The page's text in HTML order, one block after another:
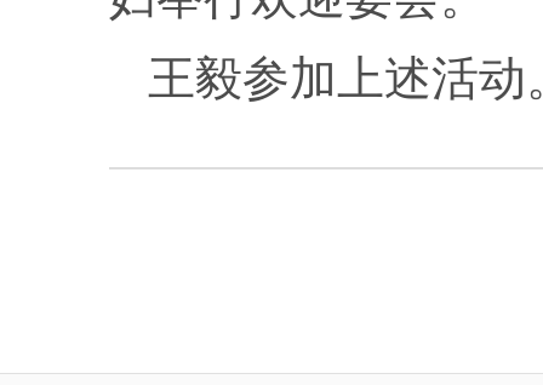
王毅参加上述活动